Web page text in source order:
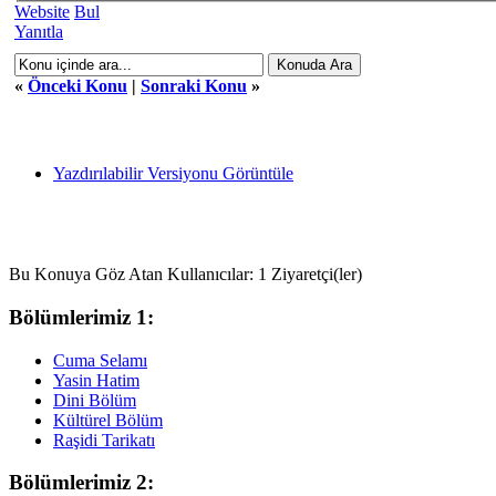
Website Bul
Yanıtla
« Önceki Konu | Sonraki Konu »
Yazdırılabilir Versiyonu Görüntüle
Bu Konuya Göz Atan Kullanıcılar: 1 Ziyaretçi(ler)
Bölümlerimiz 1:
Cuma Selamı
Yasin Hatim
Dini Bölüm
Kültürel Bölüm
Raşidi Tarikatı
Bölümlerimiz 2: